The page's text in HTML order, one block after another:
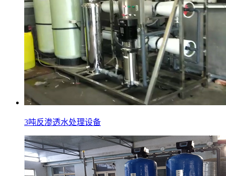
3吨反渗透水处理设备